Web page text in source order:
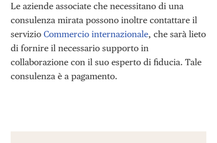
Le aziende associate che necessitano di una
consulenza mirata possono inoltre contattare il
servizioCommercio internazionale, che sarà lieto
di fornire il necessario supporto in
collaborazione con il suo esperto di fiducia. Tale
consulenza è a pagamento.